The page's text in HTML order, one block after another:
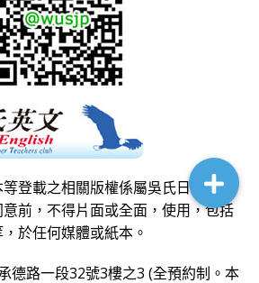
登載之相關版權係屬吳氏日文所
前，不得片面或全面，使用，包括
於任何媒體或紙本。
德路一段32號3樓之3 (全預約制。本